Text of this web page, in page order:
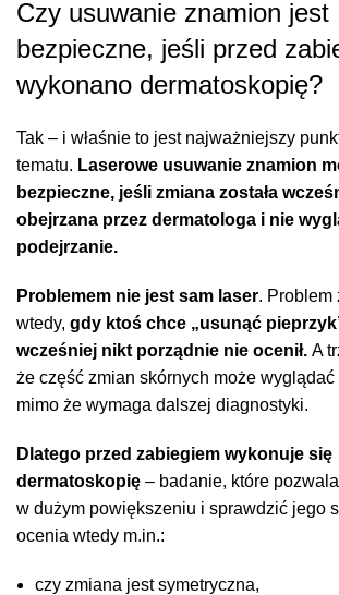
Czy usuwanie znamion jest
bezpieczne, jeśli przed
wykonano dermatoskopię?
Tak – i właśnie to jest najważniejszy
tematu. Laserowe usuwanie znamion
bezpieczne, jeśli zmiana została
obejrzana przez dermatologa i nie
podejrzanie.
Problemem nie jest sam laser. Problem
wtedy, gdy ktoś chce „usunąć
wcześniej nikt porządnie nie ocenił. A
że część zmian skórnych może
mimo że wymaga dalszej diagnostyki.
Dlatego przed zabiegiem wykonuje się
dermatoskopię – badanie, które
w dużym powiększeniu i sprawdzić jego
ocenia wtedy m.in.:
czy zmiana jest symetryczna,